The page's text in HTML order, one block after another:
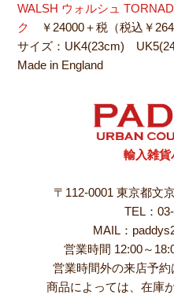
WALSH ウォルシュ
ク
￥24000＋税（税込￥
サイズ：UK4(23cm)
Made in England
輸入雑貨
〒112-0001 東京都文
TEL：
MAIL：
営業時間 12:00～
営業時間外の来店予約
商品によっては、在庫